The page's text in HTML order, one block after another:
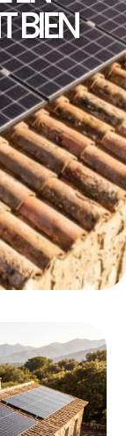
BIEN